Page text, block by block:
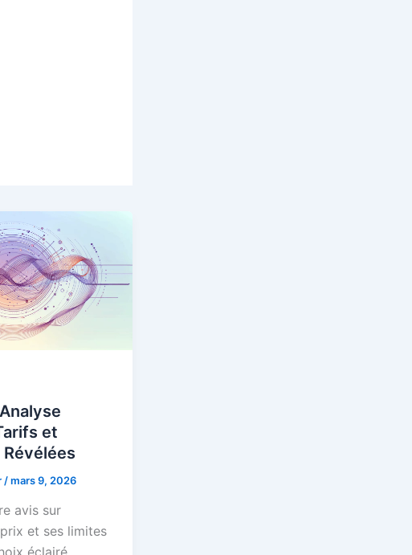
et
/mars 9, 2026
avis sur
et ses limites